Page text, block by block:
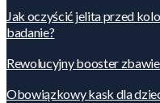
Jak oczyścić jelita przed
badanie?
Rewolucyjny booster
Obowiązkowy kask dla